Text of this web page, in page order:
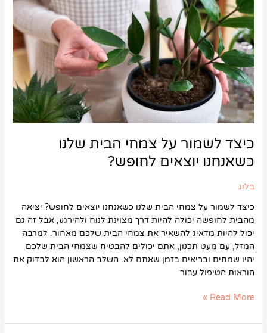
כיצד לשמור על צמחי הבית שלנו
כשאנחנו יוצאים לחופש?
בלוג
כיצד לשמור על צמחי הבית שלנו כשאנחנו יוצאים לחופש? יציאה
מהבית לחופשה יכולה להיות דרך מצוינת לנוח ולהירגע, אבל זה גם
יכול להיות מדאיג להשאיר את צמחי הבית שלכם מאחור. למרבה
המזל, עם מעט תכנון, אתם יכולים להבטיח שצמחי הבית שלכם
יהיו שמחים ובריאים בזמן שאתם לא. השלב הראשון הוא לבדוק את
הוראות הטיפול עבור
צמחי
הבית
שלנו
כשאנחנו
יוצאים
לחופש?
Read More »